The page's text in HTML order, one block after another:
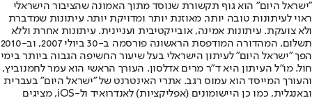
"ישראל היום" הוא גוף תקשורת שנוסד מתוך האמונה שהציבור הישראלי
ראוי לעיתונות טובה יותר, מאוזנת יותר ומדויקת יותר. עיתונות שמדברת
ולא צועקת. עיתונות אמינה, אובייקטיבית ועניינית. עיתונות אחרת וללא
תשלום. המהדורה המודפסת הראשונה פורסמה ב-30 ביולי 2007, וב-2010
הפך "ישראל היום" לעיתון הישראלי בעל שיעור החשיפה הגבוה ביותר בימי
חול. מו"ל העיתון היא ד"ר מרים אדלסון. העורך הראשי הוא עמר לחמנוביץ,
והעורך המייסד הוא עמוס רגב. אתרי האינטרנט של "ישראל היום" בעברית
ובאנגלית, כמו כן היישומונים (אפליקציות) לאנדרואיד ול-iOS, מציגים